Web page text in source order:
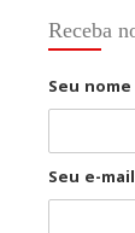
Receba
Seu nome
Seu e-mail